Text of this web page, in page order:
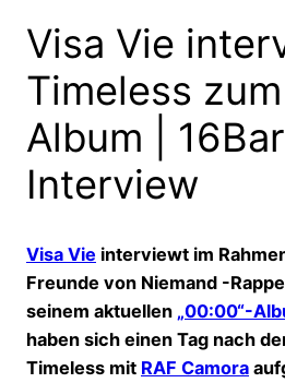
Visa Vie
Timeless
Album |
Interview
Visa Vie interviewt im
Freunde von Niemand -
seinem aktuellen „00:00“-
haben sich einen Tag nach
Timeless mit RAF Camora